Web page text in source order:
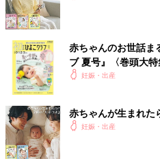
赤ちゃんのお世話ま
ブ 夏号』〈巻頭大
く！ おっぱい・ミ
妊娠・出産
赤ちゃんが生まれた
妊娠・出産